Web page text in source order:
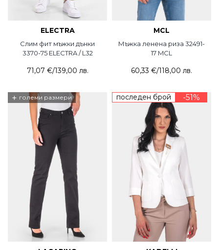
ELECTRA
Слим фит мъжки дънки
3370-75 ELECTRA / L32
71,07 €/139,00 лв.
MCL
Мъжка ленена риза 32491-
17 MCL
60,33 €/118,00 лв.
+ големи размери последен брой -51%